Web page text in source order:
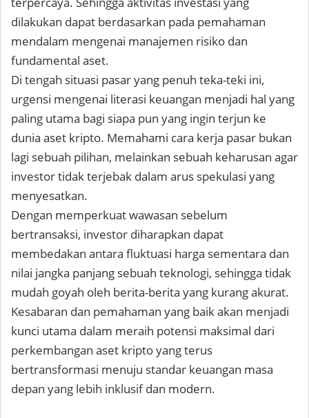
dilakukan dapat berdasarkan pada pemahaman
mendalam mengenai manajemen risiko dan
fundamental aset.
Di tengah situasi pasar yang penuh teka-teki ini,
urgensi mengenai literasi keuangan menjadi hal yang
paling utama bagi siapa pun yang ingin terjun ke
dunia aset kripto. Memahami cara kerja pasar bukan
lagi sebuah pilihan, melainkan sebuah keharusan agar
investor tidak terjebak dalam arus spekulasi yang
menyesatkan.
Dengan memperkuat wawasan sebelum
bertransaksi, investor diharapkan dapat
membedakan antara fluktuasi harga sementara dan
nilai jangka panjang sebuah teknologi, sehingga tidak
mudah goyah oleh berita-berita yang kurang akurat.
Kesabaran dan pemahaman yang baik akan menjadi
kunci utama dalam meraih potensi maksimal dari
perkembangan aset kripto yang terus
bertransformasi menuju standar keuangan masa
depan yang lebih inklusif dan modern.